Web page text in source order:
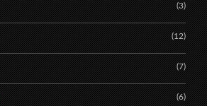
(3)
(12)
(7)
(6)